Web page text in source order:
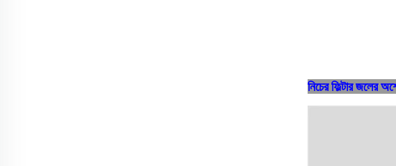
নিচের ফিল্টার জলের